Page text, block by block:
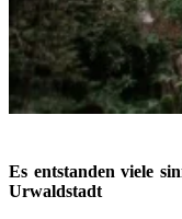
Es entstanden viele
Urwaldstadt